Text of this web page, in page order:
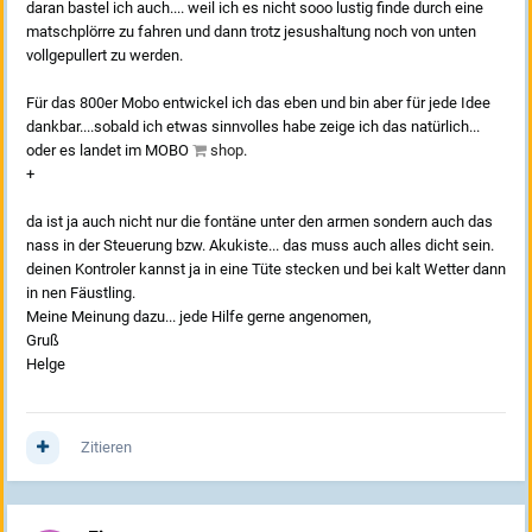
daran bastel ich auch.... weil ich es nicht sooo lustig finde durch eine
matschplörre zu fahren und dann trotz jesushaltung noch von unten
vollgepullert zu werden.
Für das 800er Mobo entwickel ich das eben und bin aber für jede Idee
dankbar....sobald ich etwas sinnvolles habe zeige ich das natürlich...
oder es landet im MOBO
shop.
+
da ist ja auch nicht nur die fontäne unter den armen sondern auch das
nass in der Steuerung bzw. Akukiste... das muss auch alles dicht sein.
deinen Kontroler kannst ja in eine Tüte stecken und bei kalt Wetter dann
in nen Fäustling.
Meine Meinung dazu... jede Hilfe gerne angenomen,
Gruß
Helge
Zitieren